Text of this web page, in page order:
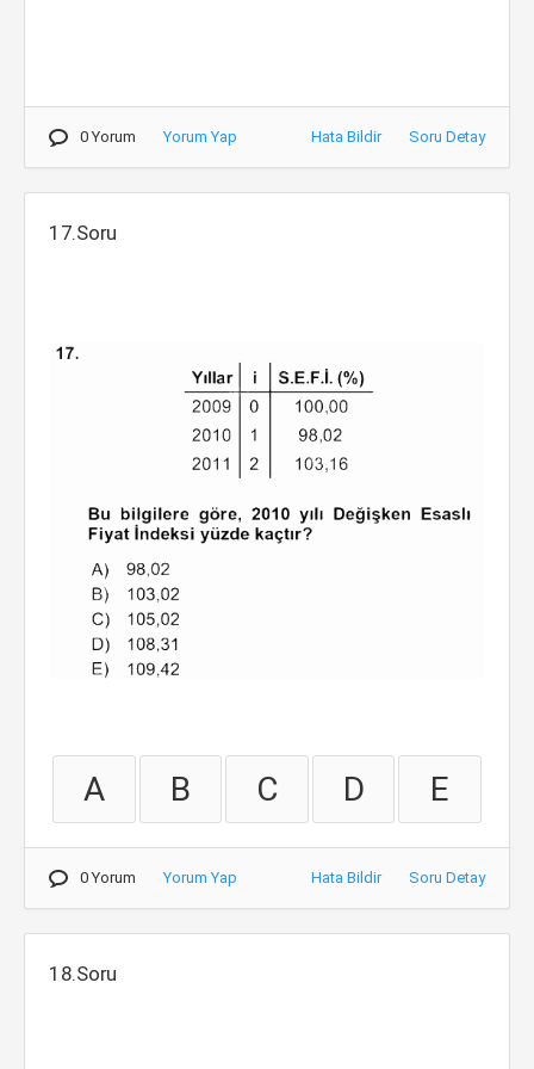
0 Yorum Yorum Yap Hata Bildir Soru Detay
17.Soru
A B C D E
0 Yorum Yorum Yap Hata Bildir Soru Detay
18.Soru